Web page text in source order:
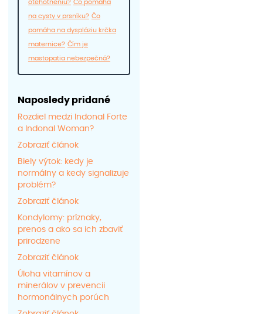
otehotneniu? Čo pomáha
na cysty v prsníku? Čo
pomáha na dyspláziu krčka
maternice? Čím je
mastopatia nebezpečná?
Naposledy pridané
Rozdiel medzi Indonal Forte
a Indonal Woman?
Zobraziť článok
Biely výtok: kedy je
normálny a kedy signalizuje
problém?
Zobraziť článok
Kondylomy: príznaky,
prenos a ako sa ich zbaviť
prirodzene
Zobraziť článok
Úloha vitamínov a
minerálov v prevencii
hormonálnych porúch